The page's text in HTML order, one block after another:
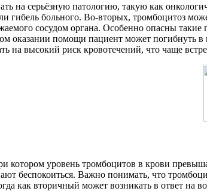
на серьёзную патологию, такую как
гибель больного. Во-вторых, тромбоцитоз
сосудом органа. Особенно опасны
оказании помощи пациент может погибнуть
на высокий риск кровотечений, что чаще
котором уровень тромбоцитов в крови
беспокоиться. Важно понимать, что
как вторичный может возникать в ответ на